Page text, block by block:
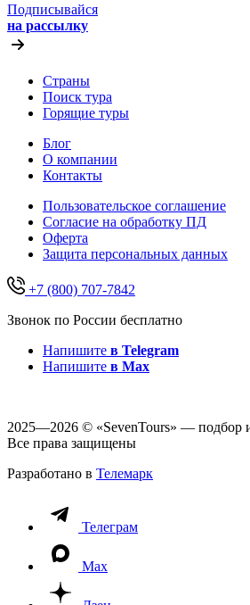
Подписывайся
на рассылку
Страны
Поиск тура
Горящие туры
Блог
О компании
Контакты
Пользовательское соглашение
Согласие на обработку ПД
Оферта
Защитa персональных данных
+7 (800) 707-7842
Звонок по России бесплатно
Напишите в Telegram
Напишите в Max
2025—2026 © «SevenTours» — подбор
Все права защищены
Разработано в Телемарк
Телеграм
Max